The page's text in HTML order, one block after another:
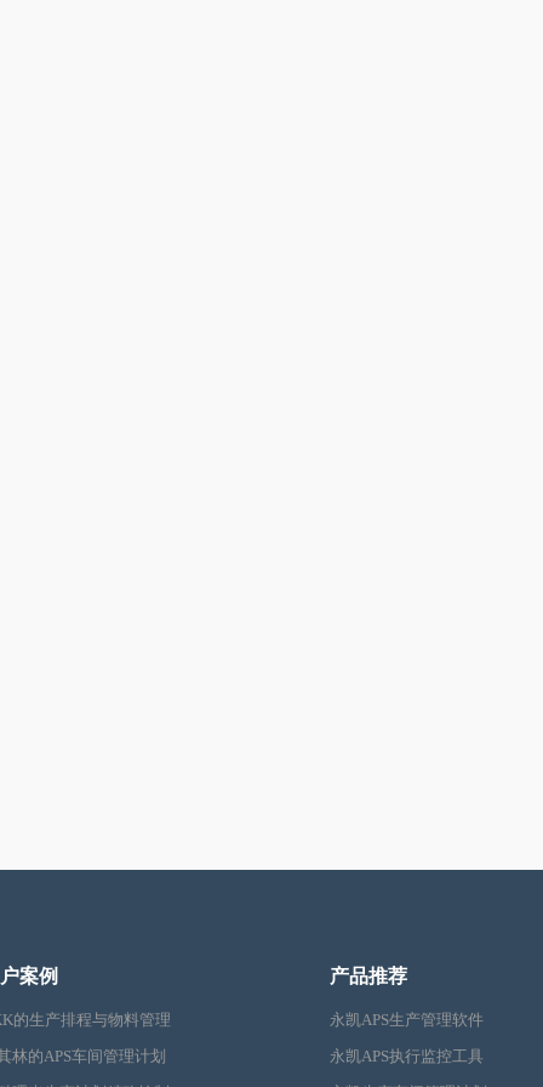
案例
的生产排程与物料管理
林的APS车间管理计划
产品推荐
永凯APS生产管理软件
永凯APS执行监控工具